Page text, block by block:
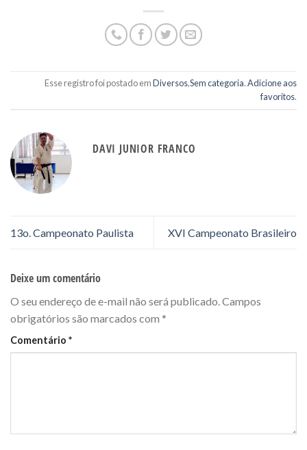
Esse registro foi postado emDiversos,Sem categoria.Adicione aos
favoritos.
DAVI JUNIOR FRANCO
13o. Campeonato Paulista XVI Campeonato Brasileiro
Deixe um comentário
O seu endereço de e-mail não será publicado.Campos
obrigatórios são marcados com *
Comentário *